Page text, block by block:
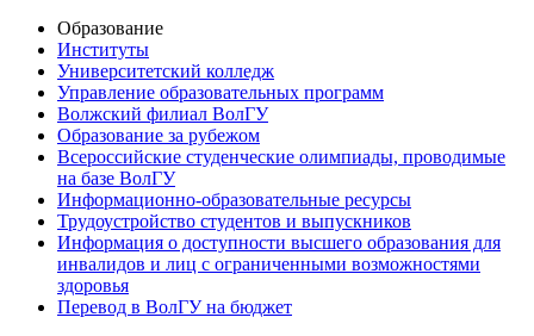
Образование
Институты
Университетский колледж
Управление образовательных программ
Волжский филиал ВолГУ
Образование за рубежом
Всероссийские студенческие олимпиады, проводимые
на базе ВолГУ
Информационно-образовательные ресурсы
Трудоустройство студентов и выпускников
Информация о доступности высшего образования для
инвалидов и лиц с ограниченными возможностями
здоровья
Перевод в ВолГУ на бюджет